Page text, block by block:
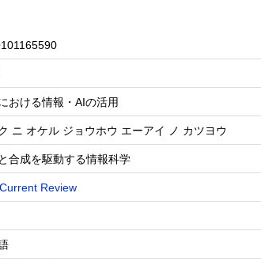
おける情報・AIの活用
ニ オケル ジョウホウ エーアイ ノ カツヨウ
合成を駆動する情報科学
Review